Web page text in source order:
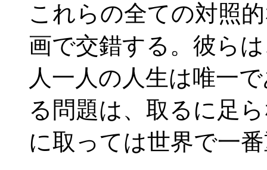
これらの全ての対照
画で交錯する。彼ら
人一人の人生は唯一
る問題は、取るに足
に取っては世界で一